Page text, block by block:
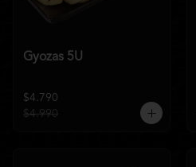
Gyozas 5U
$4.790
$4.990